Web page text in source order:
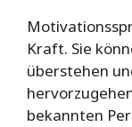
Kraft. Sie
überstehen
bekannten